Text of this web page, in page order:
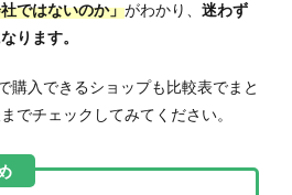
ではないのか」がわかり、 迷わず
ります。
購入できるショップも比較表でまと
でチェックしてみてください。